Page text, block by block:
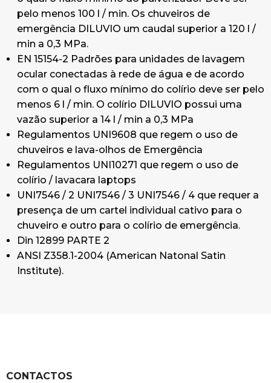
pelo menos 100 l / min. Os chuveiros de
emergência DILUVIO um caudal superior a 120 l /
min a 0,3 MPa.
EN 15154-2 Padrões para unidades de lavagem
ocular conectadas à rede de água e de acordo
com o qual o fluxo mínimo do colírio deve ser pelo
menos 6 l / min. O colírio DILUVIO possui uma
vazão superior a 14 l / min a 0,3 MPa
Regulamentos UNI9608 que regem o uso de
chuveiros e lava-olhos de Emergência
Regulamentos UNI10271 que regem o uso de
colírio / lavacara laptops
UNI7546 / 2 UNI7546 / 3 UNI7546 / 4 que requer a
presença de um cartel individual cativo para o
chuveiro e outro para o colírio de emergência.
Din 12899 PARTE 2
ANSI Z358.1-2004 (American Natonal Satin
Institute).
CONTACTOS